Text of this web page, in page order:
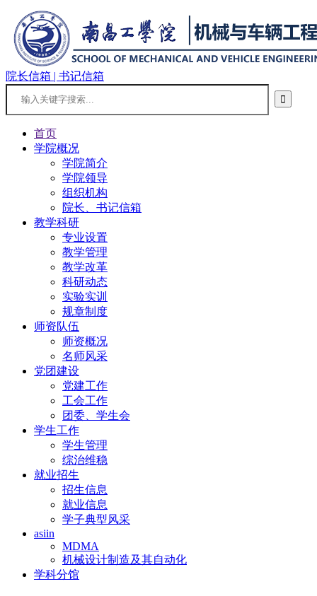
院长信箱 | 书记信箱

首页
学院概况
学院简介
学院领导
组织机构
院长、书记信箱
教学科研
专业设置
教学管理
教学改革
科研动态
实验实训
规章制度
师资队伍
师资概况
名师风采
党团建设
党建工作
工会工作
团委、学生会
学生工作
学生管理
综治维稳
就业招生
招生信息
就业信息
学子典型风采
asiin
MDMA
机械设计制造及其自动化
学科分馆